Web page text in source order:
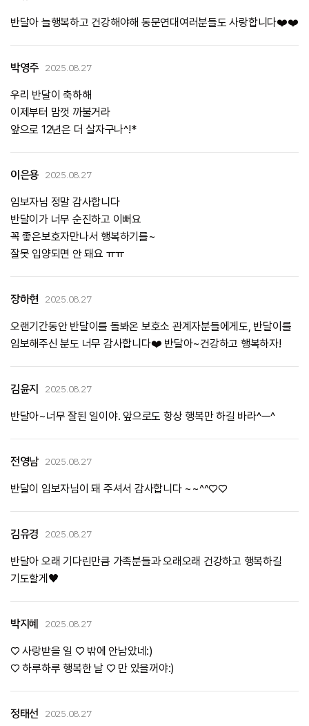
반달아 늘행복하고 건강해야해 동문연대여러분들도 사랑합니다❤️❤️
박영주 2025.08.27
우리 반달이 축하해
이제부터 맘껏 까불거라
앞으로 12년은 더 살자구나^!*
이은용 2025.08.27
임보자님 정말 감사합니다
반달이가 너무 순진하고 이뻐요
꼭 좋은보호자만나서 행복하기를~
잘못 입양되면 안 돼요 ㅠㅠ
장하현 2025.08.27
오랜기간동안 반달이를 돌봐온 보호소 관계자분들에게도, 반달이를
임보해주신 분도 너무 감사합니다❤️ 반달아~건강하고 행복하자!
김윤지 2025.08.27
반달아~너무 잘된 일이야. 앞으로도 항상 행복만 하길 바라^ㅡ^
전영남 2025.08.27
반달이 임보자님이 돼 주셔서 감사합니다 ~~^^♡♡
김유경 2025.08.27
반달아 오래 기다린만큼 가족분들과 오래오래 건강하고 행복하길
기도할게🖤
박지혜 2025.08.27
♡ 사랑받을 일 ♡ 밖에 안남았네:)
♡ 하루하루 행복한 날 ♡ 만 있을꺼야:)
정태선 2025.08.27